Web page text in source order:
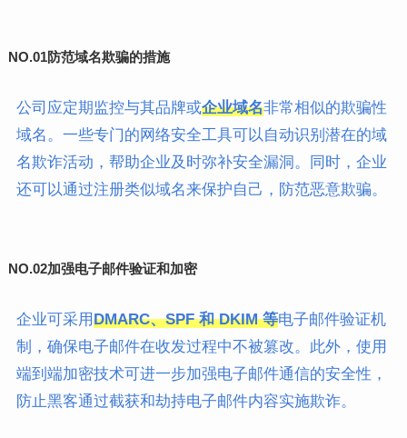
NO.01防范域名欺骗的措施
公司应定期监控与其品牌或企业域名非常相似的欺骗性
域名。一些专门的网络安全工具可以自动识别潜在的域
名欺诈活动，帮助企业及时弥补安全漏洞。同时，企业
还可以通过注册类似域名来保护自己，防范恶意欺骗。
NO.02加强电子邮件验证和加密
企业可采用DMARC、SPF 和 DKIM 等电子邮件验证机
制，确保电子邮件在收发过程中不被篡改。此外，使用
端到端加密技术可进一步加强电子邮件通信的安全性，
防止黑客通过截获和劫持电子邮件内容实施欺诈。